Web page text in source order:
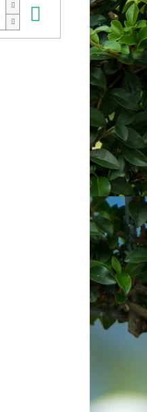
Do košíku